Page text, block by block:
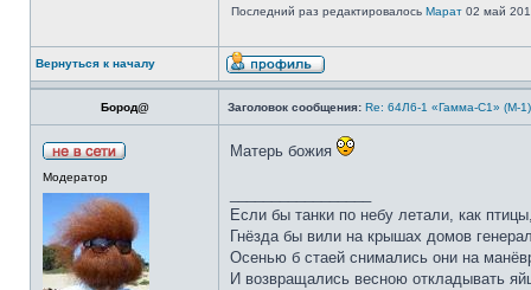
Последний раз редактировалось Марат 02 май
Вернуться к началу
Бород@ Заголовок сообщения: Re: 64Л6-1 «Гамма-С1» (М-
Модератор
Матерь божия
Если бы танки по небу летали, как
Гнёзда бы вили на крышах домов
Осенью б стаей снимались они на
И возвращались весною откладывать